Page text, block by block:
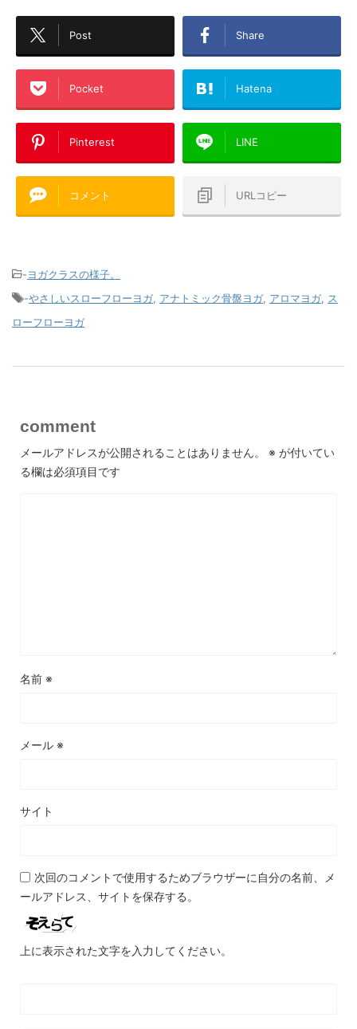
Post Share
Pocket Hatena
Pinterest LINE
コメント URLコピー
-ヨガクラスの様子。
-やさしいスローフローヨガ アナトミック骨盤ヨガ アロマヨガ
ス
ローフローヨガ
comment
メールアドレスが公開されることはありません。 ※ が付いてい
る欄は必須項目です
名前 ※
メール ※
サイト
次回のコメントで使用するためブラウザーに自分の名前、メ
ールアドレス、サイトを保存する。
上に表示された文字を入力してください。